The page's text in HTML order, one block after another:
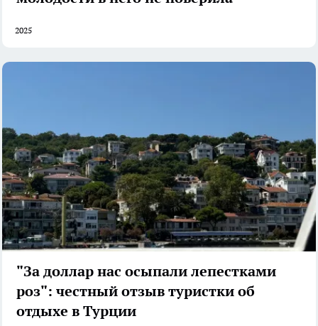
2025
"За доллар нас осыпали лепестками
роз": честный отзыв туристки об
отдыхе в Турции